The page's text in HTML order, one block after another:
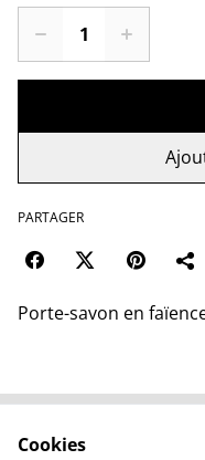
PARTAGER
Porte-savon en
Cookies